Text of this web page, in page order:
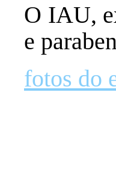
O IAU,
e
fotos do